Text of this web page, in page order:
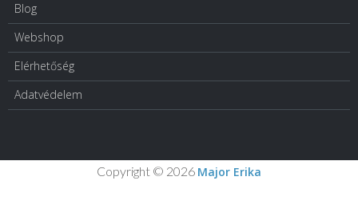
Blog
Webshop
Elérhetőség
Adatvédelem
Copyright © 2026 Major Erika